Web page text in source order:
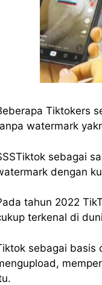
Tiktokers
watermark
sebagai
dengan
tahun 2022
terkenal di
sebagai basis